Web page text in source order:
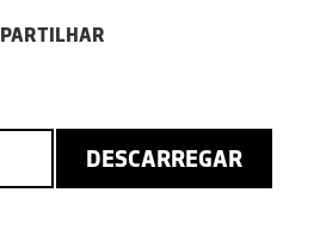
PARTILHAR
DESCARREGAR